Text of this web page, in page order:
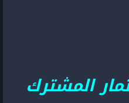
المشترك